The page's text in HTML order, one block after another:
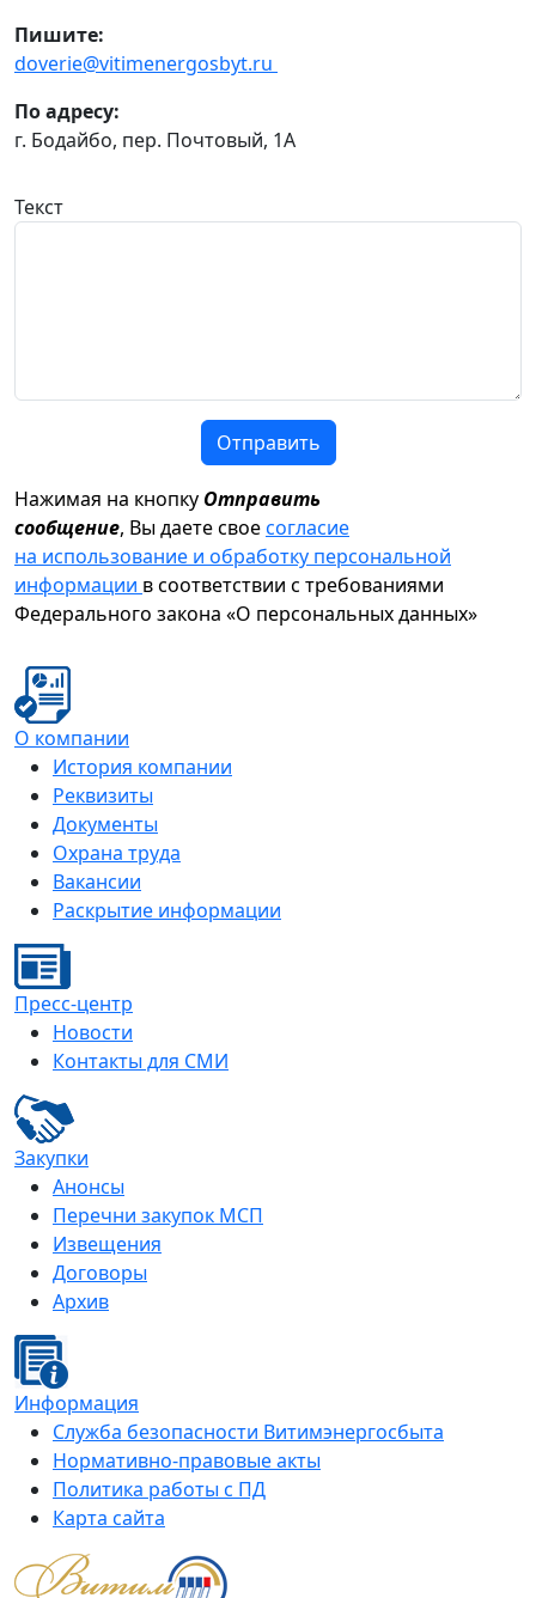
Пишите:
doverie@vitimenergosbyt.ru
По адресу:
г. Бодайбо, пер. Почтовый, 1А
Текст
Отправить
Нажимая на кнопку Отправить
сообщение, Вы даете своесогласие
на использование и обработку персональной
информации в соответствии с требованиями
Федерального закона «О персональных данных»
О компании
История компании
Реквизиты
Документы
Охрана труда
Вакансии
Раскрытие информации
Пресс-центр
Новости
Контакты для СМИ
Закупки
Анонсы
Перечни закупок МСП
Извещения
Договоры
Архив
Информация
Служба безопасности Витимэнергосбыта
Нормативно-правовые акты
Политика работы с ПД
Карта сайта